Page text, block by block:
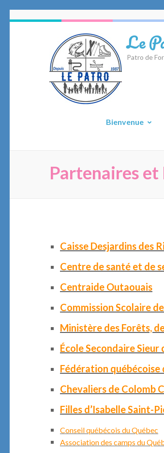
Le
Patro de
Bienvenue
Partenaires et
Caisse Desjardins des
Centre de santé et de
Centraide Outaouais
Commission Scolaire
Ministère des Forêts,
École Secondaire Sieur
Fédération québécoise
Chevaliers de Colomb
Filles d’Isabelle Saint-
Conseil québécois du Québec
Association des camps du